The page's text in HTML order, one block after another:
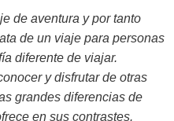
de aventura y por tanto
de un viaje para personas
diferente de viajar.
y disfrutar de otras
grandes diferencias de
en sus contrastes.